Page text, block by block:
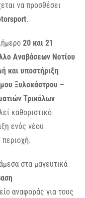
να προσθέσει
.
20 και 21
Αναβάσεων Νοτίου
και υποστήριξη
Ξυλοκάστρου –
Τρικάλων
καθοριστικό
ενός νέου
στα μαγευτικά
αναφοράς για τους